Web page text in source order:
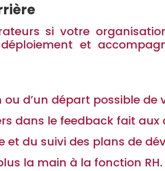
si votre
et
d’un départ possible de
dans le feedback fait
du suivi des plans de
la main à la fonction RH.